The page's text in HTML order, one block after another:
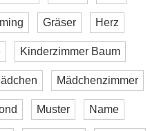
Gräser Herz
Kinderzimmer Baum
Mädchenzimmer
Muster Name